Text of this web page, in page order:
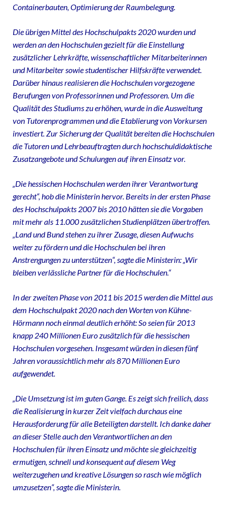
Containerbauten, Optimierung der Raumbelegung.
Die übrigen Mittel des Hochschulpakts 2020 wurden und
werden an den Hochschulen gezielt für die Einstellung
zusätzlicher Lehrkräfte, wissenschaftlicher Mitarbeiterinnen
und Mitarbeiter sowie studentischer Hilfskräfte verwendet.
Darüber hinaus realisieren die Hochschulen vorgezogene
Berufungen von Professorinnen und Professoren. Um die
Qualität des Studiums zu erhöhen, wurde in die Ausweitung
von Tutorenprogrammen und die Etablierung von Vorkursen
investiert. Zur Sicherung der Qualität bereiten die Hochschulen
die Tutoren und Lehrbeauftragten durch hochschuldidaktische
Zusatzangebote und Schulungen auf ihren Einsatz vor.
„Die hessischen Hochschulen werden ihrer Verantwortung
gerecht“, hob die Ministerin hervor. Bereits in der ersten Phase
des Hochschulpakts 2007 bis 2010 hätten sie die Vorgaben
mit mehr als 11.000 zusätzlichen Studienplätzen übertroffen.
„Land und Bund stehen zu ihrer Zusage, diesen Aufwuchs
weiter zu fördern und die Hochschulen bei ihren
Anstrengungen zu unterstützen“, sagte die Ministerin: „Wir
bleiben verlässliche Partner für die Hochschulen.“
In der zweiten Phase von 2011 bis 2015 werden die Mittel aus
dem Hochschulpakt 2020 nach den Worten von Kühne-
Hörmann noch einmal deutlich erhöht: So seien für 2013
knapp 240 Millionen Euro zusätzlich für die hessischen
Hochschulen vorgesehen. Insgesamt würden in diesen fünf
Jahren voraussichtlich mehr als 870 Millionen Euro
aufgewendet.
„Die Umsetzung ist im guten Gange. Es zeigt sich freilich, dass
die Realisierung in kurzer Zeit vielfach durchaus eine
Herausforderung für alle Beteiligten darstellt. Ich danke daher
an dieser Stelle auch den Verantwortlichen an den
Hochschulen für ihren Einsatz und möchte sie gleichzeitig
ermutigen, schnell und konsequent auf diesem Weg
weiterzugehen und kreative Lösungen so rasch wie möglich
umzusetzen“, sagte die Ministerin.